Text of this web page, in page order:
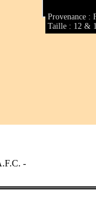
Provenance :
Taille : 12 &
-